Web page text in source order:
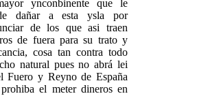
ynconbinente que le
dañar a esta ysla por
de los que asi traen
de fuera para su trato y
cosa tan contra todo
natural pues no abrá lei
Fuero y Reyno de España
el meter dineros en